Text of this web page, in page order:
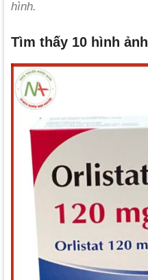
hình.
Tìm thấy 10 hình ảnh